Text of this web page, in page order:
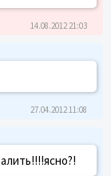
14.08.2012 21:03
27.04.2012 11:08